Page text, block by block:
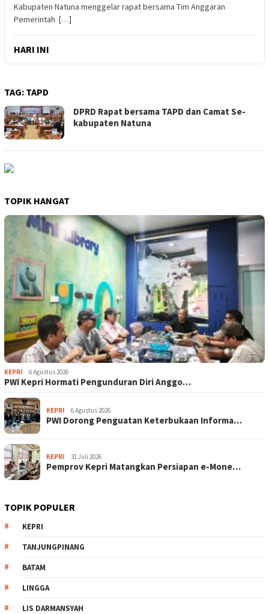
Kabupaten Natuna menggelar rapat bersama Tim Anggaran
Pemerintah […]
HARI INI
TAG: TAPD
DPRD Rapat bersama TAPD dan Camat Se-
kabupaten Natuna
TOPIK HANGAT
KEPRI 6 Agustus 2026
PWI Kepri Hormati Pengunduran Diri Anggo…
KEPRI 6 Agustus 2026
PWI Dorong Penguatan Keterbukaan Informa…
KEPRI 31 Juli 2026
Pemprov Kepri Matangkan Persiapan e-Mone…
TOPIK POPULER
KEPRI
TANJUNGPINANG
BATAM
LINGGA
LIS DARMANSYAH